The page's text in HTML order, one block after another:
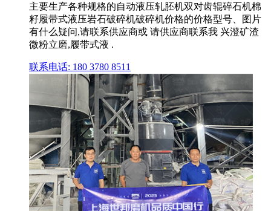
主要生产各种规格的自动液压轧胚机双对齿辊碎石机棉
籽履带式液压岩石破碎机破碎机价格的价格型号、图片
有什么疑问,请联系供应商或 请供应商联系我 兴澄矿渣
微粉立磨,履带式液 .
联系电话: 180 3780 8511